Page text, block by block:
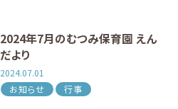
2024年7月のむつみ保育園 えん
だより
2024.07.01
お知らせ
行事